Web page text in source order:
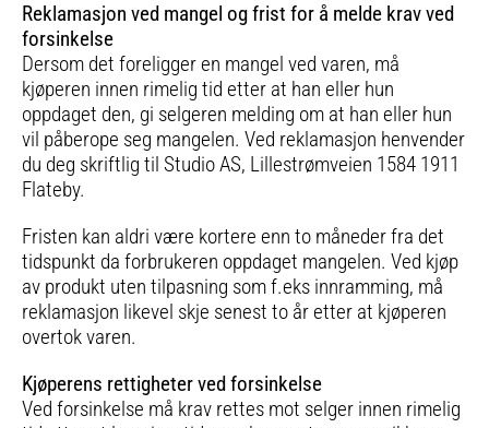
Reklamasjon ved mangel og frist for å melde krav ved
forsinkelse
Dersom det foreligger en mangel ved varen, må
kjøperen innen rimelig tid etter at han eller hun
oppdaget den, gi selgeren melding om at han eller hun
vil påberope seg mangelen. Ved reklamasjon henvender
du deg skriftlig til Studio AS, Lillestrømveien 1584 1911
Flateby.
Fristen kan aldri være kortere enn to måneder fra det
tidspunkt da forbrukeren oppdaget mangelen. Ved kjøp
av produkt uten tilpasning som f.eks innramming, må
reklamasjon likevel skje senest to år etter at kjøperen
overtok varen.
Kjøperens rettigheter ved forsinkelse
Ved forsinkelse må krav rettes mot selger innen rimelig